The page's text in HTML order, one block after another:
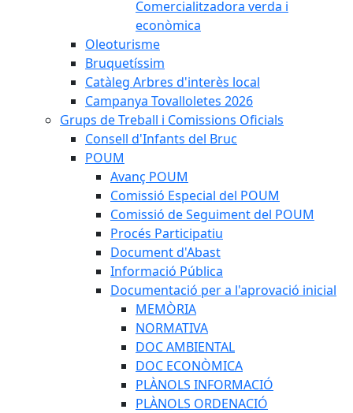
Comercialitzadora verda i
econòmica
Oleoturisme
Bruquetíssim
Catàleg Arbres d'interès local
Campanya Tovalloletes 2026
Grups de Treball i Comissions Oficials
Consell d'Infants del Bruc
POUM
Avanç POUM
Comissió Especial del POUM
Comissió de Seguiment del POUM
Procés Participatiu
Document d'Abast
Informació Pública
Documentació per a l'aprovació inicial
MEMÒRIA
NORMATIVA
DOC AMBIENTAL
DOC ECONÒMICA
PLÀNOLS INFORMACIÓ
PLÀNOLS ORDENACIÓ